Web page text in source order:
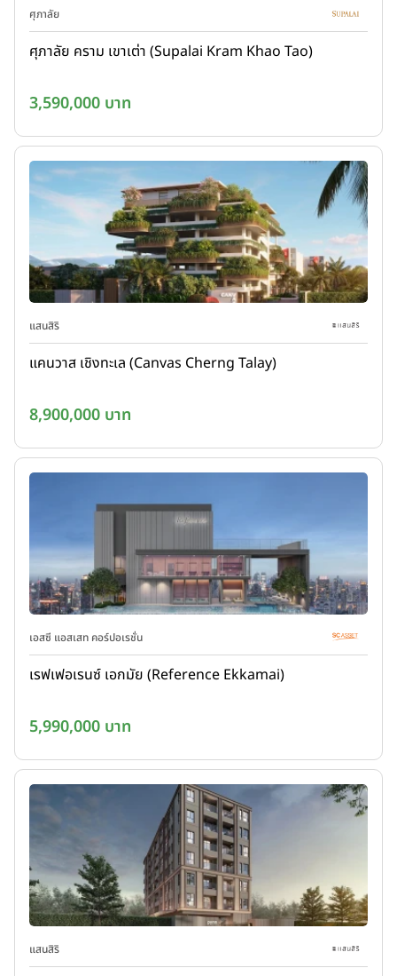
ศุภาลัย
ศุภาลัย คราม เขาเต่า (Supalai Kram Khao Tao)
3,590,000 บาท
แสนสิริ
แคนวาส เชิงทะเล (Canvas Cherng Talay)
8,900,000 บาท
เอสซี แอสเสท คอร์ปอเรชั่น
เรฟเฟอเรนซ์ เอกมัย (Reference Ekkamai)
5,990,000 บาท
แสนสิริ